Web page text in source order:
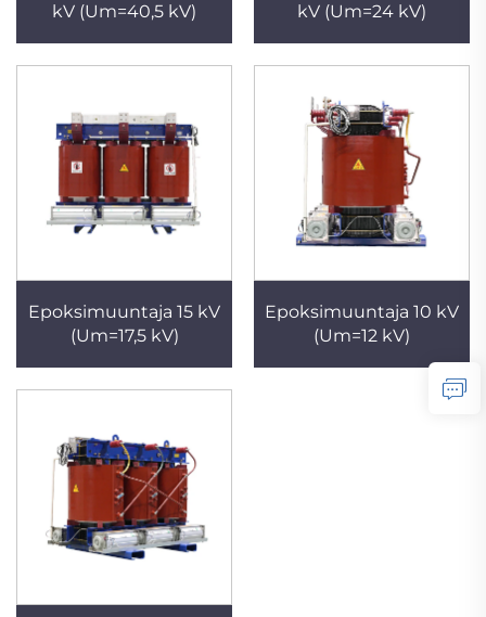
kV (Um=40,5 kV)
kV (Um=24 kV)
Epoksimuuntaja 15 kV
(Um=17,5 kV)
Epoksimuuntaja 10 kV
(Um=12 kV)